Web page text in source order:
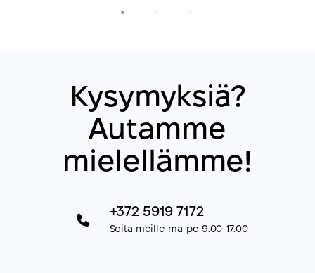
1
Kysymyksiä?
Autamme
mielellämme!
+372 5919 7172
Soita meille ma-pe 9.00-17.00